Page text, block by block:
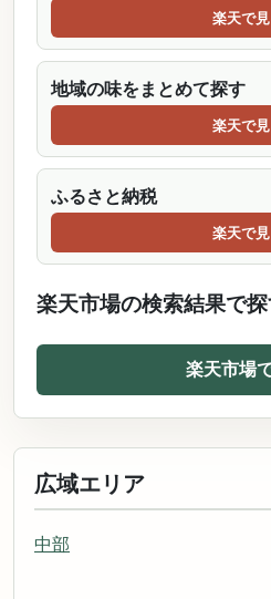
楽天で
地域の味をまとめて探す
楽天で
ふるさと納税
楽天で
楽天市場の検索結果で
楽天市場
広域エリア
中部